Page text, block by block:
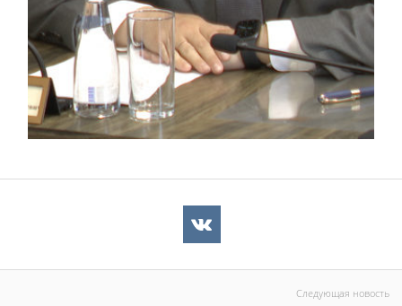
Следующая новость